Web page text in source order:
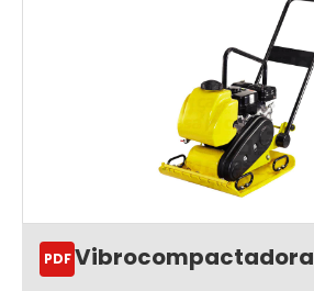
PDF Vibrocompactadora